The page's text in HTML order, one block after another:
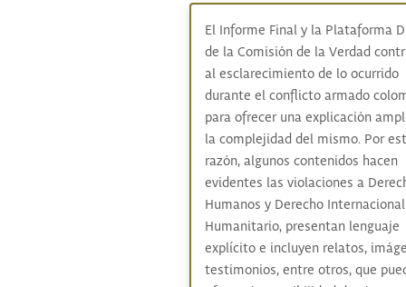
El Informe Final y la Plataforma
de la Comisión de la Verdad
al esclarecimiento de lo ocurrido
durante el conflicto armado
para ofrecer una explicación
la complejidad del mismo. Por
razón, algunos contenidos hacen
evidentes las violaciones a
Humanos y Derecho Internacional
Humanitario, presentan lenguaje
explícito e incluyen relatos,
testimonios, entre otros, que